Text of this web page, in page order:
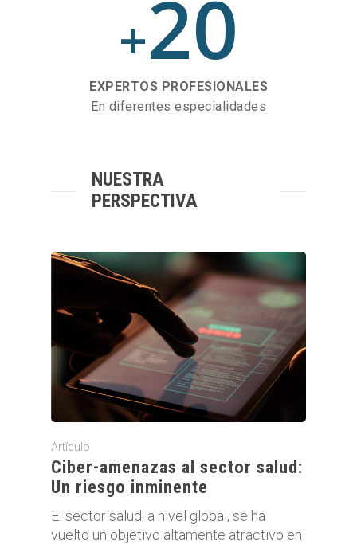
+20
EXPERTOS PROFESIONALES
En diferentes especialidades
NUESTRA
PERSPECTIVA
Artículo
Ciber-amenazas al sector salud:
Un riesgo inminente
El sector salud, a nivel global, se ha
vuelto un objetivo altamente atractivo en